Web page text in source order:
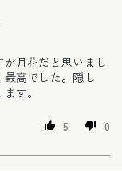
月花だと思いまし
高でした。隠し
す。
5 0